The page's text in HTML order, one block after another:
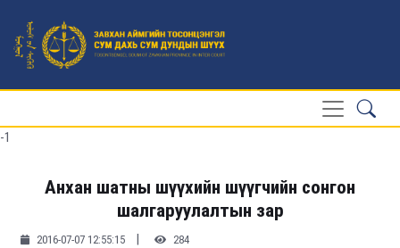
-1
Анхан шатны шүүхийн шүүгчийн сонгон
шалгаруулалтын зар
2016-07-07 12:55:15 | 284